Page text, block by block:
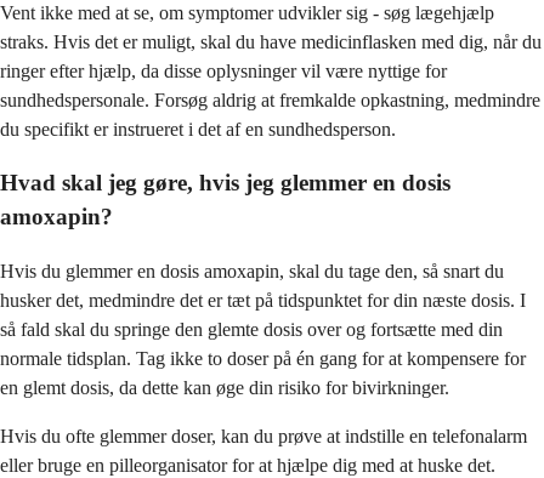
Vent ikke med at se, om symptomer udvikler sig - søg lægehjælp
straks. Hvis det er muligt, skal du have medicinflasken med dig, når du
ringer efter hjælp, da disse oplysninger vil være nyttige for
sundhedspersonale. Forsøg aldrig at fremkalde opkastning, medmindre
du specifikt er instrueret i det af en sundhedsperson.
Hvad skal jeg gøre, hvis jeg glemmer en dosis
amoxapin?
Hvis du glemmer en dosis amoxapin, skal du tage den, så snart du
husker det, medmindre det er tæt på tidspunktet for din næste dosis. I
så fald skal du springe den glemte dosis over og fortsætte med din
normale tidsplan. Tag ikke to doser på én gang for at kompensere for
en glemt dosis, da dette kan øge din risiko for bivirkninger.
Hvis du ofte glemmer doser, kan du prøve at indstille en telefonalarm
eller bruge en pilleorganisator for at hjælpe dig med at huske det.